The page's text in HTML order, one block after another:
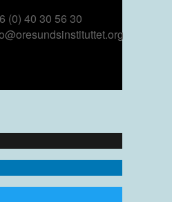
(0) 40 30 56 30